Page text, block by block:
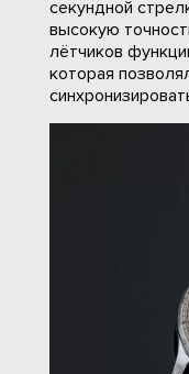
секундной
высокую
лётчиков
которая